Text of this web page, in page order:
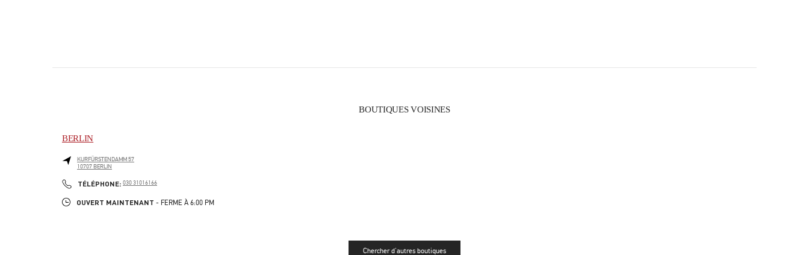
BOUTIQUES VOISINES
BERLIN
KURFÜRSTENDAMM 57
10707 BERLIN
TÉLÉPHONE: PHONE
030 31016166
OUVERT MAINTENANT - FERME À 6:00 PM
Chercher d'autres boutiques